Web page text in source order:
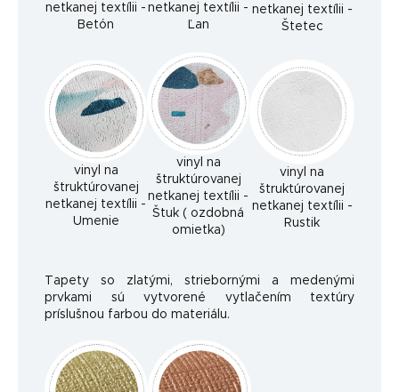
netkanej textílii -
Betón
netkanej textílii -
Ľan
netkanej textílii -
Štetec
vinyl na
štruktúrovanej
netkanej textílii -
Umenie
vinyl na
štruktúrovanej
netkanej textílii -
Štuk ( ozdobná
omietka)
vinyl na
štruktúrovanej
netkanej textílii -
Rustik
Tapety so zlatými, striebornými a medenými
prvkami sú vytvorené vytlačením textúry
príslušnou farbou do materiálu.